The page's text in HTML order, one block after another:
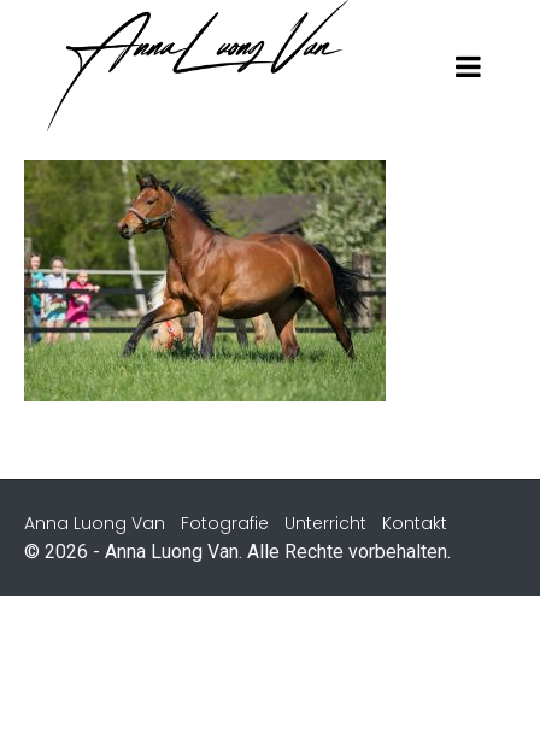
Anna Luong Van Fotografie Unterricht Kontakt
© 2026 - Anna Luong Van. Alle Rechte vorbehalten.